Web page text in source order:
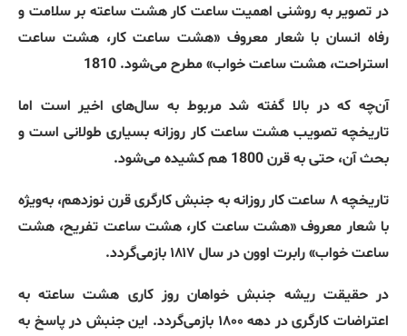
در تصویر به روشنی اهمیت ساعت کار هشت ساعته بر سلامت و
رفاه انسان با شعار معروف «هشت ساعت کار، هشت ساعت
استراحت، هشت ساعت خواب»مطرح می‌شود. 1810
آن‌چه که در بالا گفته شد مربوط به سال‌های اخیر است اما
تاریخچه تصویب هشت ساعت کار روزانه بسیاری طولانی است و
بحث آن، حتی به قرن
هم کشیده می‌شود.
تاریخچه ۸ ساعت کار روزانه به جنبش کارگری قرن نوزدهم، به‌ویژه
با شعار معروف«هشت ساعت کار، هشت ساعت تفریح، هشت
ساعت خواب»رابرت اوون در سال ۱۸۱۷ بازمی‌گردد .
در حقیقت ریشه جنبش خواهان روز کاری هشت ساعته به
اعتراضات کارگری در دهه ۱۸۰۰ بازمی‌گردد
. این جنبش در پاسخ به